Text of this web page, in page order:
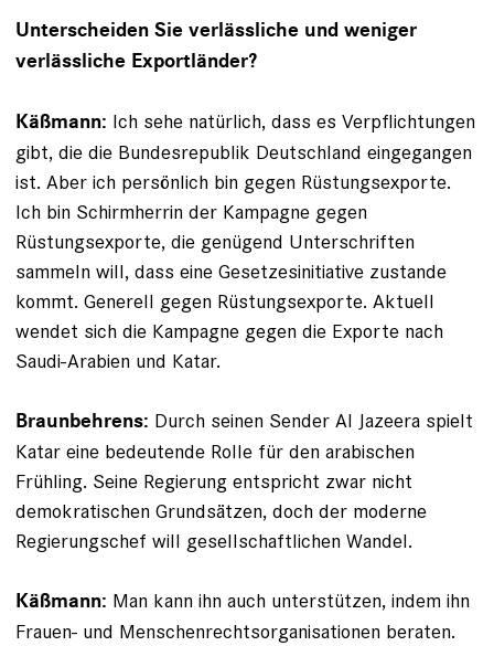
Unterscheiden Sie verlässliche und weniger
verlässliche Export­länder?
Käßmann: Ich sehe natürlich, dass es Verpflichtungen
gibt, die die Bundesrepublik Deutschland eingegangen
ist. Aber ich persönlich bin gegen Rüstungsexporte.
Ich bin Schirmherrin der Kampagne gegen
Rüstungsexporte, die genügend Unterschriften
sammeln will, dass eine Gesetzesinitiative zustande
kommt. Generell gegen Rüstungsexporte. Aktuell
wendet sich die Kampagne gegen die Exporte nach
Saudi-Arabien und Katar.
Braunbehrens: Durch seinen Sender Al Jazeera spielt
Katar eine bedeutende Rolle für den arabischen
Frühling. Seine Regierung entspricht zwar nicht
demokratischen Grundsätzen, doch der moderne
Regierungschef will gesellschaftlichen Wandel.
Käßmann: Man kann ihn auch unterstützen, indem ihn
Frauen- und Menschenrechtsorganisationen beraten.